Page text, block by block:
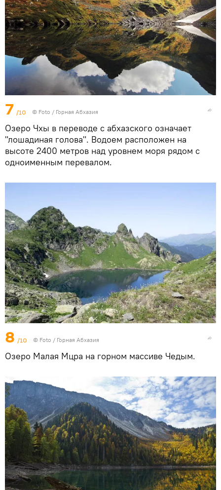
7 /10 © Foto / Горная Абхазия
Озеро Чхы в переводе с абхазского означает
"лошадиная голова". Водоем расположен на
высоте 2400 метров над уровнем моря рядом с
одноименным перевалом.
8 /10 © Foto / Горная Абхазия
Озеро Малая Мцра на горном массиве Чедым.